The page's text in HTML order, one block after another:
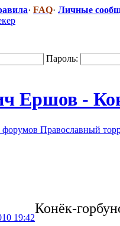
· FAQ· Личные
Пароль:
Ершов -
Православный
19:42
Конёк-